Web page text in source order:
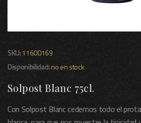
SKU:11600169
Disponibilidad:no en stock
Solpost Blanc 75cl.
Con Solpost Blanc cedemos todo el